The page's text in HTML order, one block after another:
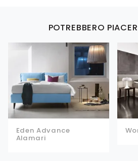
POTREBBERO
Eden Advance
Alamari